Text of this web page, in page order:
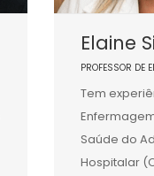
Elaine
PROFESSOR DE
Tem
Saúde do
Hospitalar